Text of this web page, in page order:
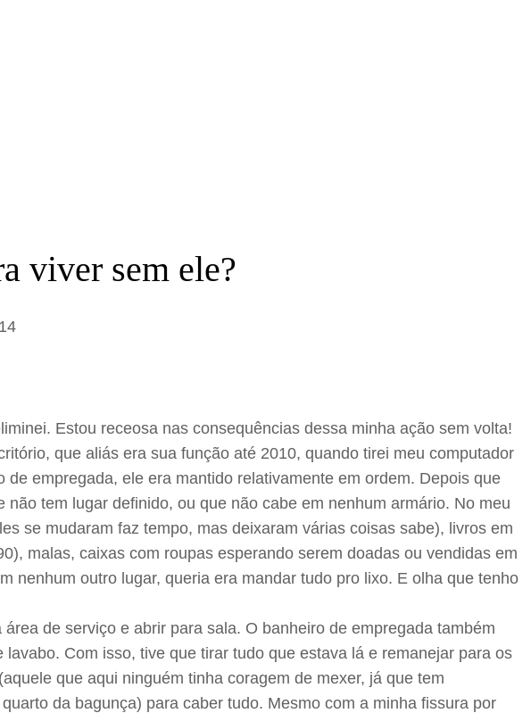
viver sem ele?
Estou receosa nas consequências dessa minha ação sem volta!
que aliás era sua função até 2010, quando tirei meu computador
empregada, ele era mantido relativamente em ordem. Depois que
tem lugar definido, ou que não cabe em nenhum armário. No meu
se mudaram faz tempo, mas deixaram várias coisas sabe), livros em
malas, caixas com roupas esperando serem doadas ou vendidas em
nenhum outro lugar, queria era mandar tudo pro lixo. E olha que tenho
de serviço e abrir para sala. O banheiro de empregada também
Com isso, tive que tirar tudo que estava lá e remanejar para os
que aqui ninguém tinha coragem de mexer, já que tem
da bagunça) para caber tudo. Mesmo com a minha fissura por